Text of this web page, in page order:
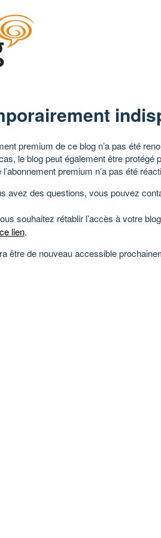
premium de ce blog n’a pas été
le blog peut également être protégé
premium n’a pas été
avez des questions, vous pouvez
souhaitez rétablir l’accès à votre
ce lien.
être de nouveau accessible